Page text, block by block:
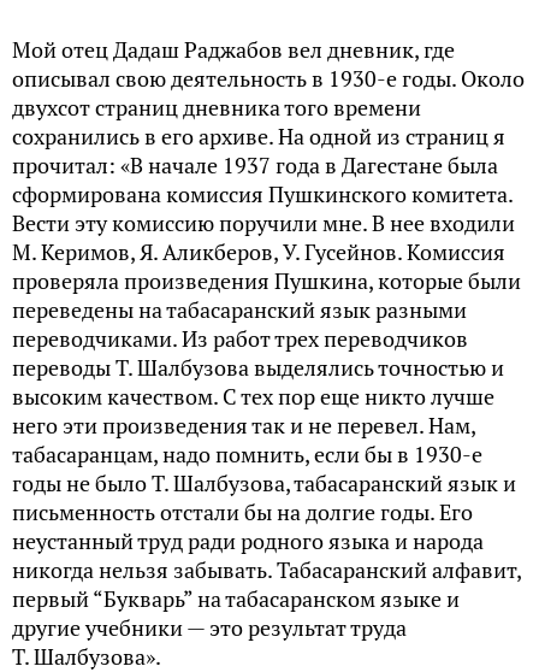
Мой отец Дадаш Раджабов вел дневник, где
описывал свою деятельность в 1930-е годы. Около
двухсот страниц дневника того времени
сохранились в его архиве. На одной из страниц я
прочитал: «В начале 1937 года в Дагестане была
сформирована комиссия Пушкинского комитета.
Вести эту комиссию поручили мне. В нее входили
М. Керимов, Я. Аликберов, У. Гусейнов. Комиссия
проверяла произведения Пушкина, которые были
переведены на табасаранский язык разными
переводчиками. Из работ трех переводчиков
переводы Т. Шалбузова выделялись точностью и
высоким качеством. С тех пор еще никто лучше
него эти произведения так и не перевел. Нам,
табасаранцам, надо помнить, если бы в 1930-е
годы не было Т. Шалбузова, табасаранский язык и
письменность отстали бы на долгие годы. Его
неустанный труд ради родного языка и народа
никогда нельзя забывать. Табасаранский алфавит,
первый “Букварь” на табасаранском языке и
другие учебники — это результат труда
Т. Шалбузова».